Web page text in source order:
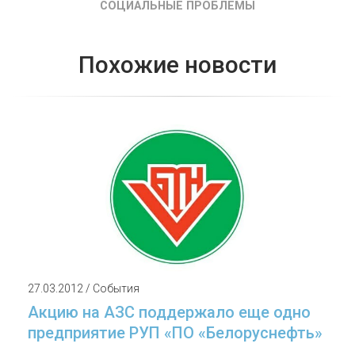
СОЦИАЛЬНЫЕ ПРОБЛЕМЫ
Похожие новости
27.03.2012 / События
Акцию на АЗС поддержало еще одно
предприятие РУП «ПО «Белоруснефть»